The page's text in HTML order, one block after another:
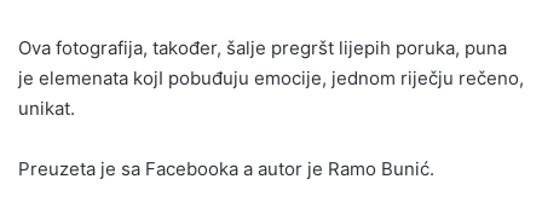
Ova fotografija, također, šalje pregršt lijepih poruka, puna
je elemenata kojI pobuđuju emocije, jednom riječju rečeno,
unikat.
Preuzeta je sa Facebooka a autor je Ramo Bunić.